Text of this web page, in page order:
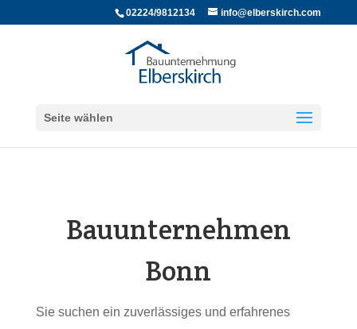
02224/9812134 info@elberskirch.com
Seite wählen
Bauunternehmen
Bonn
Sie suchen ein zuverlässiges und erfahrenes